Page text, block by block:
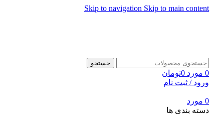
Skip to navigation Skip to main content
جستجو
0 مورد 0تومان
ورود / ثبت نام
0 مورد
دسته بندی ها